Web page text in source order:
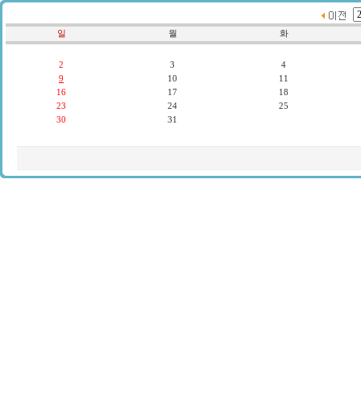
일 월 화
2 3
4
9
10
11
16
17
18
23
24
25
30
31